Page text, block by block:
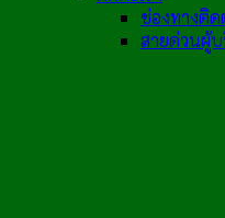
ช่องทางติด
สายด่วนผู้